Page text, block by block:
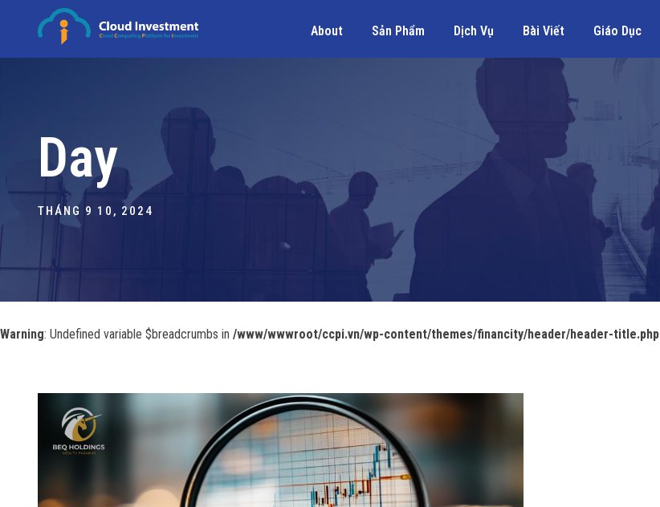
About Sản Phẩm Dịch Vụ Bài Viết Giáo Dục
Day
THÁNG 9 10, 2024
Warning: Undefined variable $breadcrumbs in /www/wwwroot/ccpi.vn/wp-content/themes/financity/header/header-title.php